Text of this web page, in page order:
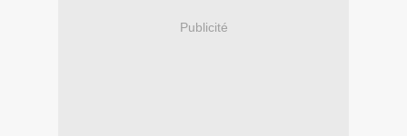
Publicité